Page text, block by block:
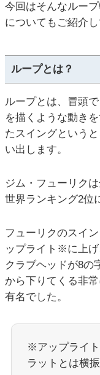
今回はそんなルー
についてもご紹介
ループとは？
ループとは、冒頭
を描くような動き
たスイングという
い出します。
ジム・フューリク
世界ランキング2位
フューリクのスイ
ップライト※に上
クラブヘッドが8の
から下りてくる非
有名でした。
※アップライ
ラットとは横